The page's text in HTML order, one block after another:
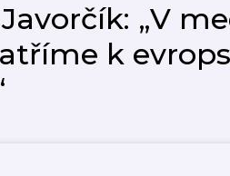
„V
k